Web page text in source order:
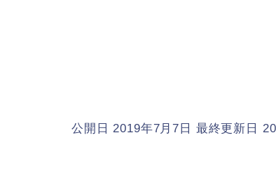
公開日 2019年7月7日 最終更新日